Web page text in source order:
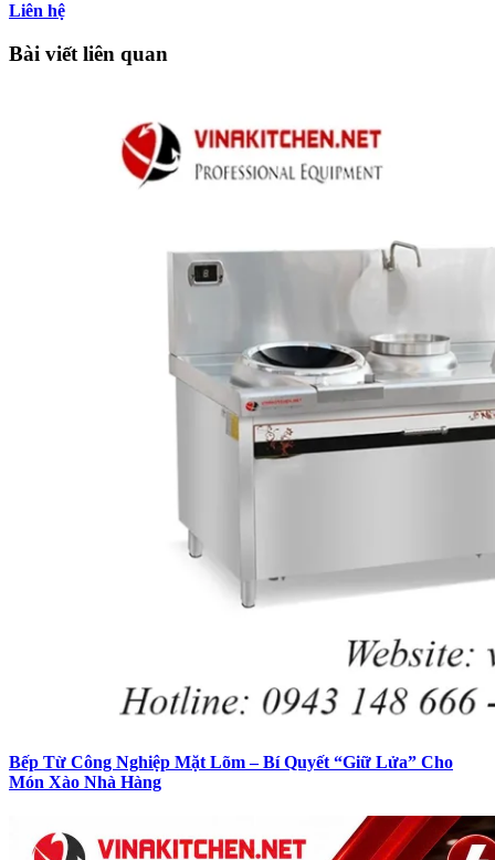
Liên hệ
Bài viết liên quan
Bếp Từ Công Nghiệp Mặt Lõm – Bí Quyết “Giữ Lửa” Cho
Món Xào Nhà Hàng